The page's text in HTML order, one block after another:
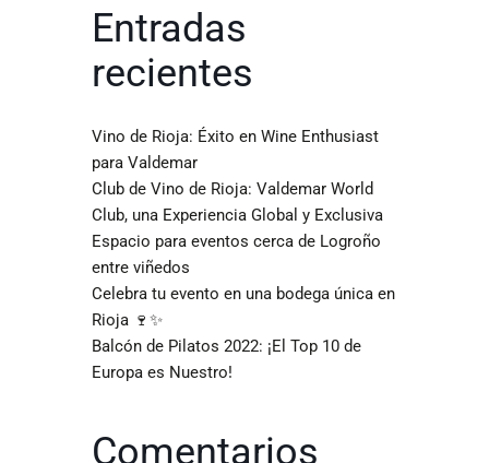
Entradas
recientes
Vino de Rioja: Éxito en Wine Enthusiast
para Valdemar
Club de Vino de Rioja: Valdemar World
Club, una Experiencia Global y Exclusiva
Espacio para eventos cerca de Logroño
entre viñedos
Celebra tu evento en una bodega única en
Rioja 🍷✨
Balcón de Pilatos 2022: ¡El Top 10 de
Europa es Nuestro!
Comentarios